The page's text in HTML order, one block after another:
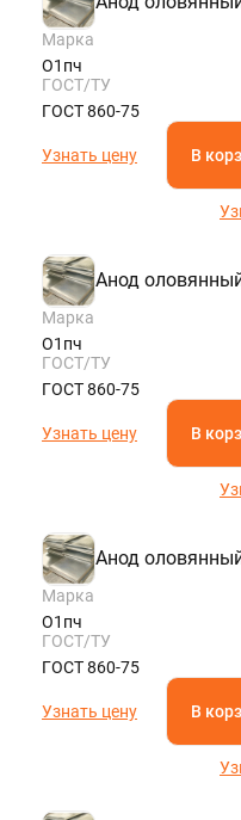
Марка
О1пч
ГОСТ/ТУ
ГОСТ 860-75
Узнать цену В
Анод
Марка
О1пч
ГОСТ/ТУ
ГОСТ 860-75
Узнать цену В
Анод
Марка
О1пч
ГОСТ/ТУ
ГОСТ 860-75
Узнать цену В